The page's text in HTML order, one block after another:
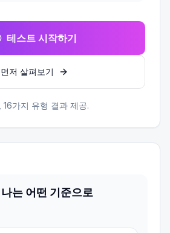
테스트 시작하기
먼저 살펴보기
16가지 유형 결과 제공.
는 어떤 기준으로